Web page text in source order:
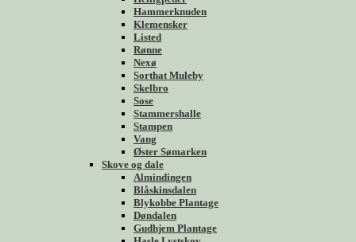
Hammerknuden
Klemensker
Listed
Rønne
Nexø
Sorthat Muleby
Skelbro
Sose
Stammershalle
Stampen
Vang
Øster Sømarken
Skove og dale
Almindingen
Blåskinsdalen
Blykobbe Plantage
Døndalen
Gudhjem Plantage